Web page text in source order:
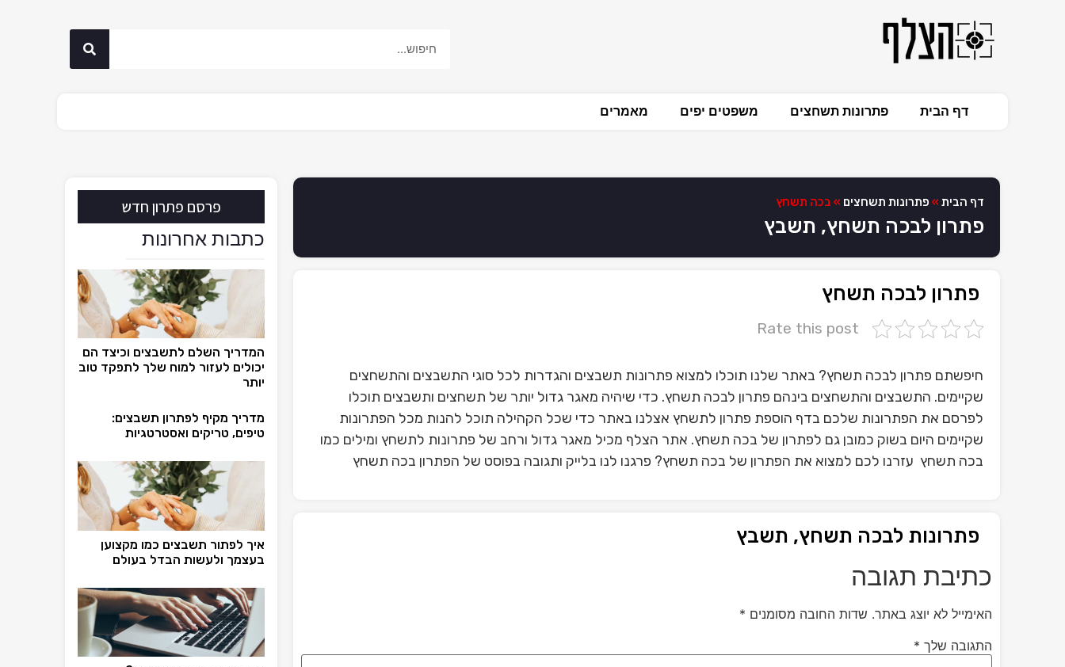
דף הבית פתרונות תשחצים משפטים יפים מאמרים
דף הבית » פתרונות תשחצים » בכה תשחץ
פתרון לבכה תשחץ, תשבץ
פתרון לבכה תשחץ
Rate this post
חיפשתם פתרון לבכה תשחץ? באתר שלנו תוכלו למצוא פתרונות תשבצים והגדרות לכל סוגי התשבצים והתשחצים
שקיימים. התשבצים והתשחצים בינהם פתרון לבכה תשחץ. כדי שיהיה מאגר גדול יותר של תשחצים ותשבצים תוכלו
לפרסם את הפתרונות שלכם בדף הוספת פתרון לתשחץ אצלנו באתר כדי שכל הקהילה תוכל להנות מכל הפתרונות
שקיימים היום בשוק כמובן גם לפתרון של בכה תשחץ. אתר הצלף מכיל מאגר גדול ורחב של פתרונות לתשחץ ומילים כמו
בכה תשחץ עזרנו לכם למצוא את הפתרון של בכה תשחץ? פרגנו לנו בלייק ותגובה בפוסט של הפתרון בכה תשחץ
פתרונות לבכה תשחץ, תשבץ
כתיבת תגובה
האימייל לא יוצג באתר. שדות החובה מסומנים *
התגובה שלך *
פרסם פתרון חדש
כתבות אחרונות
המדריך השלם לתשבצים וכיצד הם
יכולים לעזור למוח שלך לתפקד טוב
יותר
מדריך מקיף לפתרון תשבצים:
טיפים, טריקים ואסטרטגיות
איך לפתור תשבצים כמו מקצוען
בעצמך ולעשות הבדל בעולם